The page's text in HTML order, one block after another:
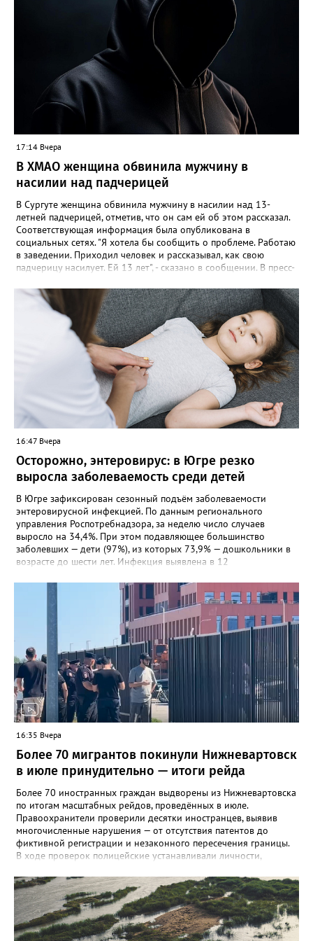
17:14 Вчера
В ХМАО женщина обвинила мужчину в
насилии над падчерицей
В Сургуте женщина обвинила мужчину в насилии над 13-
летней падчерицей, отметив, что он сам ей об этом рассказал.
Соответствующая информация была опубликована в
социальных сетях. "Я хотела бы сообщить о проблеме. Работаю
в заведении. Приходил человек и рассказывал, как свою
падчерицу насилует. Ей 13 лет", - сказано в сообщении. В пресс-
сообщили, что в настоящее время по данному факту
проводится проверка. "Сотрудники полиции устанавливают все
обстоятельства произошедшего", - отметили в пресс-службе
16:47 Вчера
Осторожно, энтеровирус: в Югре резко
выросла заболеваемость среди детей
В Югре зафиксирован сезонный подъём заболеваемости
энтеровирусной инфекцией. По данным регионального
управления Роспотребнадзора, за неделю число случаев
выросло на 34,4%. При этом подавляющее большинство
заболевших — дети (97%), из которых 73,9% — дошкольники в
возрасте до шести лет. Инфекция выявлена в 12
Нижневартовск, Мегион, Нягань, Лангепас, Радужный, а также
Нижневартовский, Октябрьский, Советский, Сургутский и
Ханты-Мансийский районы. В большинстве случаев болезнь
проявляется в виде высыпаний на слизистой рта и
конечностях. На долю энтеровирусного менингита приходится
5,6% случаев. Лабораторные исследования подтвердили
циркуляцию нескольких типов вирусов Коксаки и эховирусов.
Специалисты напоминают о важности соблюдения правил
личной гигиены и рекомендуют при первых симптомах
обращаться к врачу.
16:35 Вчера
Более 70 мигрантов покинули Нижневартовск
в июле принудительно — итоги рейда
Более 70 иностранных граждан выдворены из Нижневартовска
по итогам масштабных рейдов, проведённых в июле.
Правоохранители проверили десятки иностранцев, выявив
многочисленные нарушения — от отсутствия патентов до
фиктивной регистрации и незаконного пересечения границы.
В ходе проверок полицейские устанавливали личности,
также сверяли заявленную цель въезда с фактической
деятельностью. Особое внимание уделялось законности
постановки на учёт принимающей стороной. Все нарушения
фиксировались, на нарушителей составляли протоколы. Всего
за июль составлено более 180 протоколов по главе 18 КоАП